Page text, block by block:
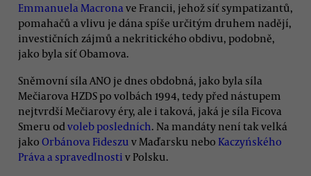
Emmanuela Macrona ve Francii, jehož síť sympatizantů,
pomahačů a vlivu je dána spíše určitým druhem nadějí,
investičních zájmů a nekritického obdivu, podobně,
jako byla síť Obamova.
Sněmovní síla ANO je dnes obdobná, jako byla síla
Mečiarova HZDS po volbách 1994, tedy před nástupem
nejtvrdší Mečiarovy éry, ale i taková, jaká je síla Ficova
Smeru od voleb posledních. Na mandáty není tak velká
jako Orbánova Fideszu v Maďarsku nebo Kaczyńského
Práva a spravedlnosti v Polsku.